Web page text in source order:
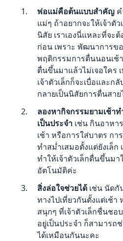
พ่อแม่คือต้นแบบสำคัญ
แม่ๆ ถ้าอยากจะให้เจ้าตัว
นิสัย เราเองนี่แหละที่จะ
ก่อน เพราะ พัฒนาการข
พฤติกรรมการตื่นนอนเช้
ตื่นขึ้นมาแล้วไม่เจอใคร
เจ้าตัวเล็กก็จะเบื่อและก
กลายเป็นนิสัยการตื่นสาย
ลองหากิจกรรมยามเช้า
เป็นประจำ เช่น กินอาหา
เช้า หรือการใส่บาตร กา
ทำสม่ำเสมอตั้งแต่ยังเล็ก
ทำให้เจ้าตัวเล็กตื่นขึ้นมา
อัตโนมัติค่ะ
สิ่งล่อใจช่วยได้ เช่น นัดกั
ทางไปเที่ยวกันตั้งแต่เช้า
สนุกๆ ที่เจ้าตัวเล็กชื่นชอ
อยู่เป็นประจำ ก็สามารถ
ได้เหมือนกันนะคะ